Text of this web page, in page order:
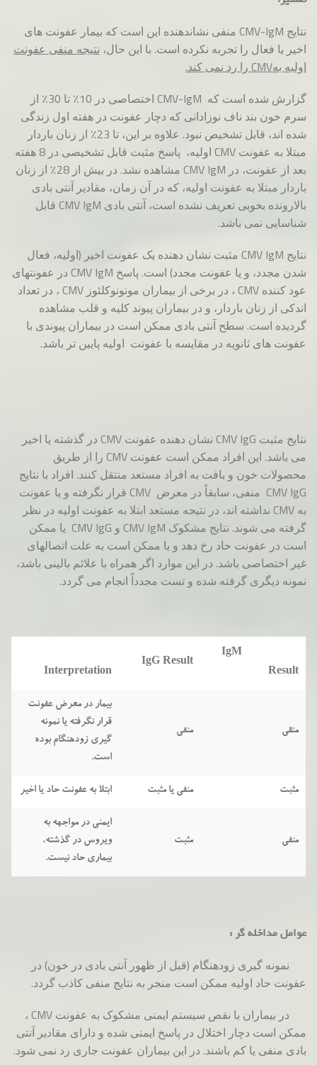
نتایج CMV-IgM منفی نشاندهنده این است که بیمار عفونت های
اخیر یا فعال را تجربه نکرده است. با این حال، نتیجه منفی عفونت
اولیه بهCMV را رد نمی کند.
گزارش شده است که CMV-IgM اختصاصی در 10٪ تا 30٪ از
سرم خون بند ناف نوزادانی که دچار عفونت در هفته اول زندگی
شده اند، قابل تشخیص نبود. علاوه بر این، تا 23٪ از زنان باردار
مبتلا به عفونت CMV اولیه، پاسخ مثبت قابل تشخیصی در 8 هفته
بعد از عفونت، در CMV IgM مشاهده نشد. در بیش از 28٪ از زنان
باردار مبتلا به عفونت اولیه، که در آن زمان، مقادیر آنتی بادی
بالارونده بخوبی تعریف نشده است، آنتی بادی CMV IgM قابل
شناسایی نمی باشد.
نتایج CMV IgM مثبت نشان دهنده یک عفونت اخیر (اولیه، فعال
شدن مجدد، و یا عفونت مجدد) است. پاسخ CMV IgM در عفونتهای
عود کننده CMV ، در برخی از بیماران مونونوکلئوز CMV ، در تعداد
اندکی از زنان باردار، و در بیماران پیوند کلیه و قلب مشاهده
گردیده است. سطح آنتی بادی ممکن است در بیماران پیوندی با
عفونت های ثانویه در مقایسه با عفونت اولیه پایین تر باشد.
نتایج مثبت CMV IgG نشان دهنده عفونت CMV در گذشته یا اخیر
می باشد. این افراد ممکن است عفونت CMV را از طریق
محصولات خون و بافت به افراد مستعد منتقل کنند. افراد با نتایج
CMV IgG منفی، سابقاً در معرض CMV قرار نگرفته و یا عفونت
به CMV نداشته اند، در نتیجه مستعد ابتلا به عفونت اولیه در نظر
گرفته می شوند. نتایج مشکوک CMV IgM و CMV IgG یا ممکن
است در عفونت حاد رخ دهد و یا ممکن است به علت اتصالهای
غیر اختصاصی باشد. در این موارد اگر همراه با علائم بالینی باشد،
نمونه دیگری گرفته شده و تست مجدداً انجام می گردد.
IgM
Result
IgGResult
Interpretation
منقی منفی
بیمار در معرض عفونت
قرار نگرفته یا نمونه
گیری زودهنگام بوده
است.
مثبت منفی یا مثبت ابتلا به عفونت حاد یا اخیر
منفی مثبت
ایمنی در مواجهه به
ویروس در گذشته،
بیماری حاد نیست.
عوامل مداخله گر :
نمونه گیری زودهنگام (قبل از ظهور آنتی بادی در خون) در
عفونت حاد اولیه ممکن است منجر به نتایج منفی کاذب گردد.
در بیماران با نقص سیستم ایمنی مشکوک به عفونت CMV ،
ممکن است دچار اختلال در پاسخ ایمنی شده و دارای مقادیر آنتی
بادی منفی یا کم باشند. در این بیماران عفونت جاری رد نمی شود.